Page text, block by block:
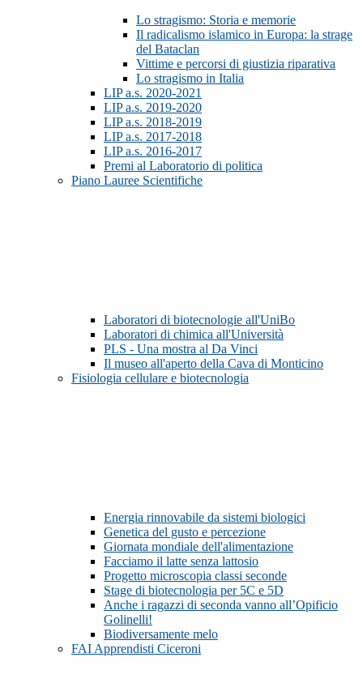
Lo stragismo: Storia e memorie
Il radicalismo islamico in Europa: la strage
del Bataclan
Vittime e percorsi di giustizia riparativa
Lo stragismo in Italia
LIP a.s. 2020-2021
LIP a.s. 2019-2020
LIP a.s. 2018-2019
LIP a.s. 2017-2018
LIP a.s. 2016-2017
Premi al Laboratorio di politica
Piano Lauree Scientifiche
Laboratori di biotecnologie all'UniBo
Laboratori di chimica all'Università
PLS - Una mostra al Da Vinci
Il museo all'aperto della Cava di Monticino
Fisiologia cellulare e biotecnologia
Energia rinnovabile da sistemi biologici
Genetica del gusto e percezione
Giornata mondiale dell'alimentazione
Facciamo il latte senza lattosio
Progetto microscopia classi seconde
Stage di biotecnologia per 5C e 5D
Anche i ragazzi di seconda vanno all’Opificio
Golinelli!
Biodiversamente melo
FAI Apprendisti Ciceroni